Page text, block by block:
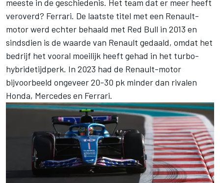
meeste in de geschiedenis. Het team dat er meer heeft
veroverd? Ferrari. De laatste titel met een Renault-
motor werd echter behaald met Red Bull in 2013 en
sindsdien is de waarde van Renault gedaald, omdat het
bedrijf het vooral moeilijk heeft gehad in het turbo-
hybridetijdperk. In 2023 had de Renault-motor
bijvoorbeeld ongeveer 20-30 pk minder dan rivalen
Honda, Mercedes en Ferrari.